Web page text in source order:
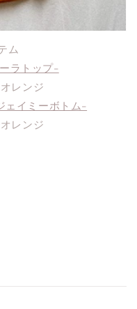
ム
ラトップ-
レンジ
ェイミーボトム-
レンジ